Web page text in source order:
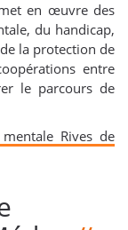
en œuvre des
du handicap,
la protection de
entre
le parcours de
Rives de